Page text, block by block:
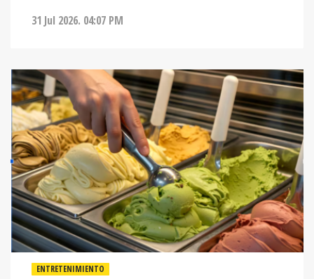
31 Jul 2026. 04:07 PM
ENTRETENIMIENTO